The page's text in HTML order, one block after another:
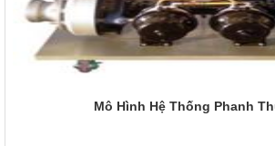
Mô Hình Hệ Thống Phanh